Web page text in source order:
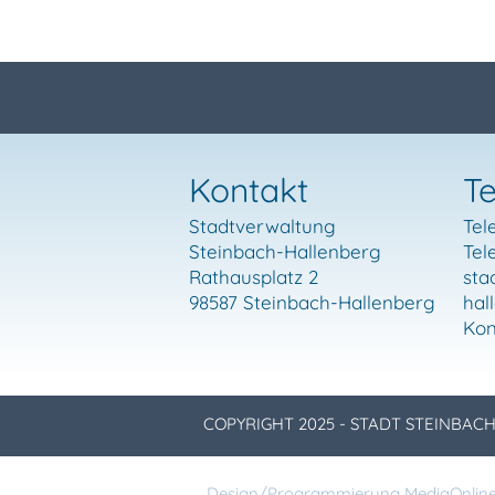
Kontakt
Stadtverwaltung
Steinbach-Hallenberg
Rathausplatz 2
98587 Steinbach-Hallenberg
COPYRIGHT 2025 - STADT